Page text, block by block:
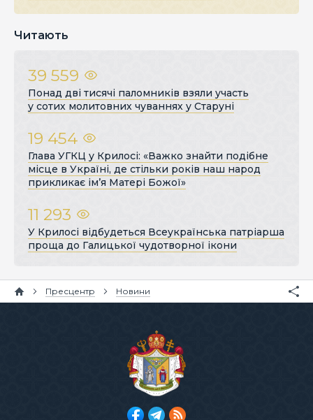
Читають
39 559
Понад дві тисячі паломників взяли участь
у сотих молитовних чуваннях у Старуні
19 454
Глава УГКЦ у Крилосі: «Важко знайти подібне
місце в Україні, де стільки років наш народ
прикликає ім’я Матері Божої»
11 293
У Крилосі відбудеться Всеукраїнська патріарша
проща до Галицької чудотворної ікони
Пресцентр Новини